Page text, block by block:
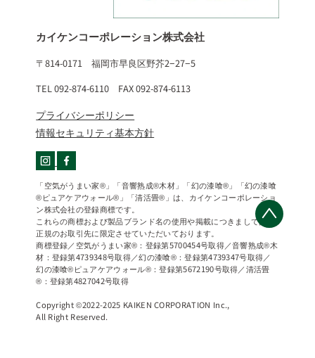
カイケンコーポレーション株式会社
〒814-0171 福岡市早良区野芥2−27−5
TEL 092-874-6110 FAX 092-874-6113
プライバシーポリシー
情報セキュリティ基本方針
「空気がうまい家®」「音響熟成®木材」「幻の漆喰®」「幻の漆喰
®ピュアケアウォール®」「清活畳®」は、カイケンコーポレーショ
ン株式会社の登録商標です。
これらの商標および製品ブランド名の使用や掲載につきましては、
正規のお取引先に限定させていただいております。
商標登録／空気がうまい家®：登録第5700454号取得／音響熟成®木
材：登録第4739348号取得／幻の漆喰®：登録第4739347号取得／
幻の漆喰®ピュアケアウォール®：登録第5672190号取得／清活畳
®：登録第4827042号取得
Copyright ©2022-2025 KAIKEN CORPORATION Inc.,
All Right Reserved.